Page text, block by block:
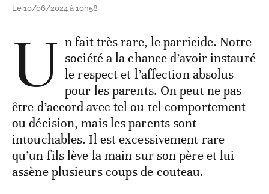
Le 10/06/2024 à 10h58
U n fait très rare, le parricide. Notre
société a la chance d’avoir instauré
le respect et l’affection absolus
pour les parents. On peut ne pas
être d’accord avec tel ou tel comportement
ou décision, mais les parents sont
intouchables. Il est excessivement rare
qu’un fils lève la main sur son père et lui
assène plusieurs coups de couteau.